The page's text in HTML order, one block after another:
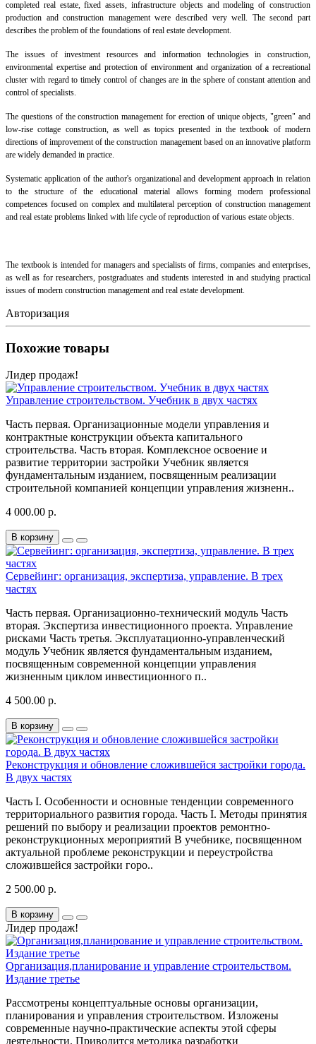
completed real estate, fixed assets, infrastructure objects and modeling of construction
production and construction management were described very well. The second part
describes the problem of the foundations of real estate development.
The issues of investment resources and information technologies in construction,
environmental expertise and protection of environment and organization of a recreational
cluster with regard to timely control of changes are in the sphere of constant attention and
control of specialists.
The questions of the construction management for erection of unique objects, "green" and
low-rise cottage construction, as well as topics presented in the textbook of modern
directions of improvement of the construction management based on an innovative platform
are widely demanded in practice.
Systematic application of the author's organizational and development approach in relation
to the structure of the educational material allows forming modern professional
competences focused on complex and multilateral perception of construction management
and real estate problems linked with life cycle of reproduction of various estate objects.
The textbook is intended for managers and specialists of firms, companies and enterprises,
as well as for researchers, postgraduates and students interested in and studying practical
issues of modern construction management and real estate development.
Авторизация
Похожие товары
Лидер продаж!
Управление строительством. Учебник в двух частях
Часть первая. Организационные модели управления и
контрактные конструкции объекта капитального
строительства. Часть вторая. Комплексное освоение и
развитие территории застройки Учебник является
фундаментальным изданием, посвященным реализации
строительной компанией концепции управления жизненн..
4 000.00 р.
В корзину
Сервейинг: организация, экспертиза, управление. В трех
частях
Часть первая. Организационно-технический модуль Часть
вторая. Экспертиза инвестиционного проекта. Управление
рисками Часть третья. Эксплуатационно-управленческий
модуль Учебник является фундаментальным изданием,
посвященным современной концепции управления
жизненным циклом инвестиционного п..
4 500.00 р.
В корзину
Реконструкция и обновление сложившейся застройки города.
В двух частях
Часть I. Особенности и основные тенденции современного
территориального развития города. Часть I. Методы принятия
решений по выбору и реализации проектов ремонтно-
реконструкционных мероприятий В учебнике, посвященном
актуальной проблеме реконструкции и переустройства
сложившейся застройки горо..
2 500.00 р.
В корзину
Лидер продаж!
Организация,планирование и управление строительством.
Издание третье
Рассмотрены концептуальные основы организации,
планирования и управления строительством. Изложены
современные научно-практические аспекты этой сферы
деятельности. Приводится методика разработки